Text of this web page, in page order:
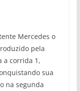
Mercedes o
pela
a corrida 1,
sua
na segunda